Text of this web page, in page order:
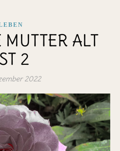
ALT
2
2022